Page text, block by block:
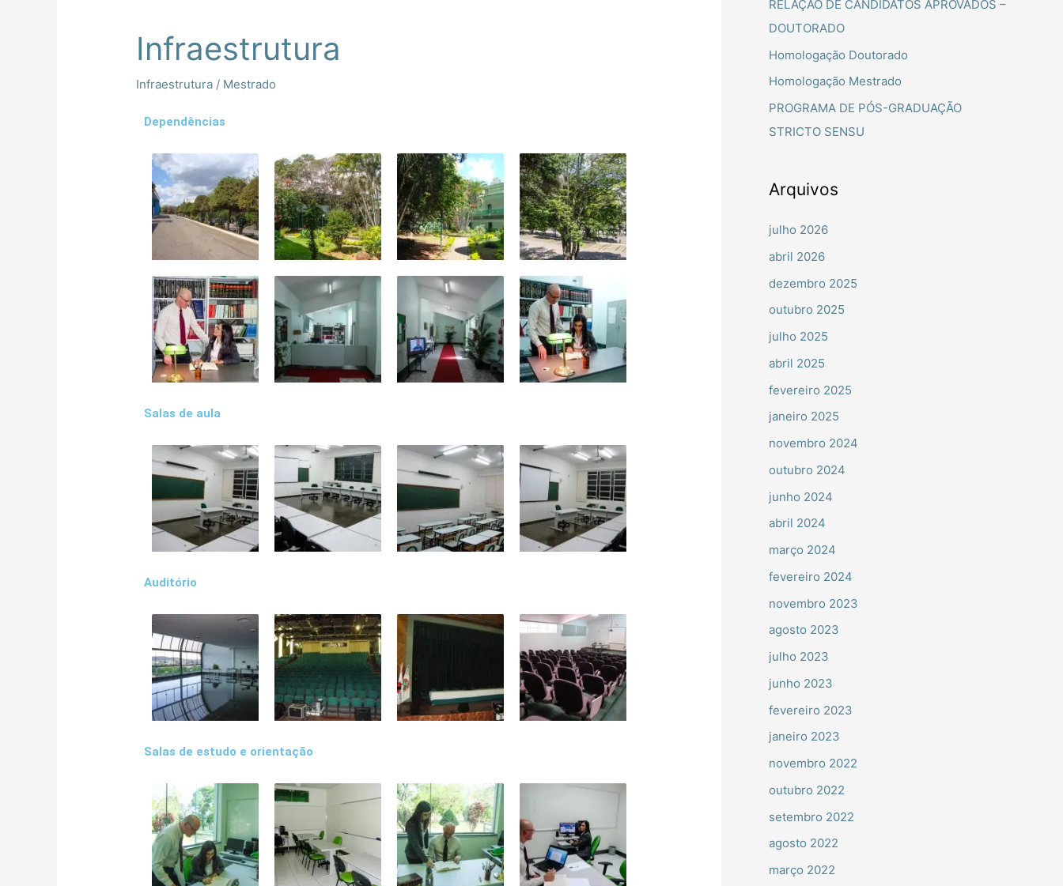
Infraestrutura
Infraestrutura / Mestrado
Dependências
Salas de aula
Auditório
Salas de estudo e orientação
Infraestrutura
o
r
:
RELAÇÃO DE CANDIDATOS APROVADOS –
DOUTORADO
Homologação Doutorado
Homologação Mestrado
PROGRAMA DE PÓS-GRADUAÇÃO
STRICTO SENSU
Arquivos
julho 2026
abril 2026
dezembro 2025
outubro 2025
julho 2025
abril 2025
fevereiro 2025
janeiro 2025
novembro 2024
outubro 2024
junho 2024
abril 2024
março 2024
fevereiro 2024
novembro 2023
agosto 2023
julho 2023
junho 2023
fevereiro 2023
janeiro 2023
novembro 2022
outubro 2022
setembro 2022
agosto 2022
março 2022